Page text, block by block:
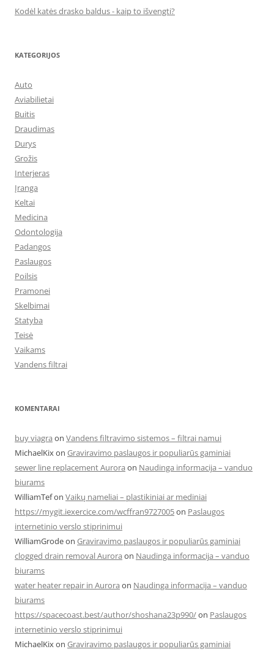
Kodėl katės drasko baldus - kaip to išvengti?
KATEGORIJOS
Auto
Aviabilietai
Buitis
Draudimas
Durys
Grožis
Interjeras
Įranga
Keltai
Medicina
Odontologija
Padangos
Paslaugos
Poilsis
Pramonei
Skelbimai
Statyba
Teisė
Vaikams
Vandens filtrai
KOMENTARAI
buy viagra on Vandens filtravimo sistemos – filtrai namui
MichaelKixon Graviravimo paslaugos ir populiarūs gaminiai
sewer line replacement Aurora on Naudinga informacija – vanduo
biurams
WilliamTefon Vaikų nameliai – plastikiniai ar mediniai
https://mygit.iexercice.com/wcffran9727005on Paslaugos
internetinio verslo stiprinimui
WilliamGrodeon Graviravimo paslaugos ir populiarūs gaminiai
clogged drain removal Aurora on Naudinga informacija – vanduo
biurams
water heater repair in Aurora on Naudinga informacija – vanduo
biurams
https://spacecoast.best/author/shoshana23p990/on Paslaugos
internetinio verslo stiprinimui
MichaelKixon Graviravimo paslaugos ir populiarūs gaminiai